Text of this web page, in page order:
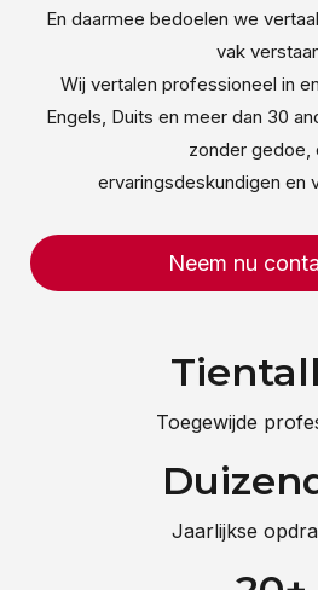
En daarmee bedoelen we
vak
Wij vertalen professioneel in
Engels, Duits en meer dan 30
zonder gedoe,
ervaringsdeskundigen en
Neem nu
Toegewijde
Jaarlijkse